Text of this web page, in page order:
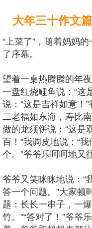
大年三十作文
“上菜了”，随着妈妈
了序幕。
望着一桌热腾腾的年
一盘红烧鲤鱼说：“这
说：“这是吉祥如意！
二老福如东海，寿比
做的龙须饼说：“这是
百！”我调皮地说：“
个。”爷爷乐呵呵地又
爷爷又笑眯眯地说：“
答一个问题。”大家顿
题：长长一串子，一
竹。”“答对了！”爷爷